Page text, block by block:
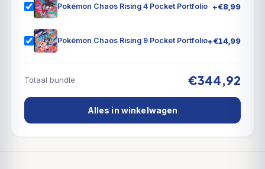
Pokémon Chaos Rising 4 Pocket Portfolio +€8,99
Pokémon Chaos Rising 9 Pocket Portfolio+€14,99
Totaal bundle €344,92
Alles in winkelwagen